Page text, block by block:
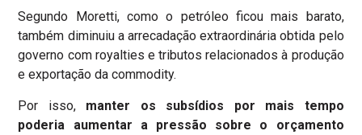
Segundo Moretti, como o petróleo ficou mais barato,
também diminuiu a arrecadação extraordinária obtida pelo
governo com royalties e tributos relacionados à produção
e exportação da commodity.
Por isso, manter os subsídios por mais tempo
poderia aumentar a pressão sobre o orçamento